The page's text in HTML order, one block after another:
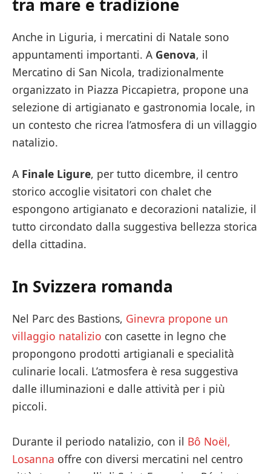
tra mare e tradizione
Anche in Liguria, i mercatini di Natale sono
appuntamenti importanti. A Genova, il
Mercatino di San Nicola, tradizionalmente
organizzato in Piazza Piccapietra, propone una
selezione di artigianato e gastronomia locale, in
un contesto che ricrea l’atmosfera di un villaggio
natalizio.
A Finale Ligure, per tutto dicembre, il centro
storico accoglie visitatori con chalet che
espongono artigianato e decorazioni natalizie, il
tutto circondato dalla suggestiva bellezza storica
della cittadina.
In Svizzera romanda
Nel Parc des Bastions, Ginevra propone un
villaggio natalizio con casette in legno che
propongono prodotti artigianali e specialità
culinarie locali. L’atmosfera è resa suggestiva
dalle illuminazioni e dalle attività per i più
piccoli.
Durante il periodo natalizio, con il Bô Noël,
Losanna offre con diversi mercatini nel centro